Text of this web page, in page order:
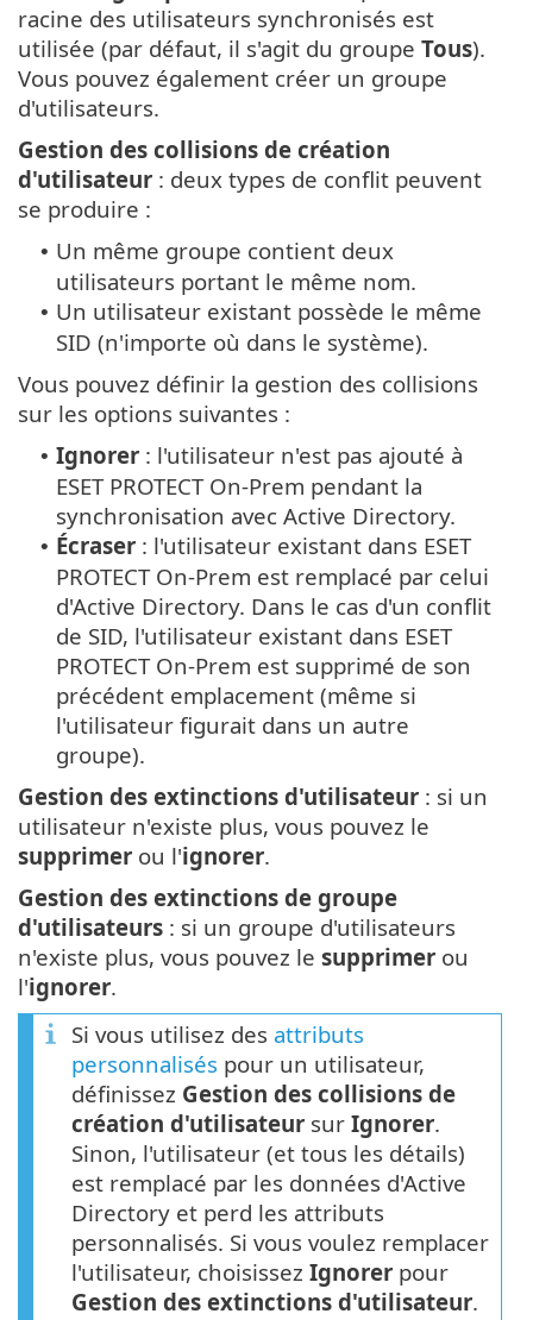
racine des utilisateurs synchronisés est
utilisée (par défaut, il s'agit du groupe Tous).
Vous pouvez également créer un groupe
d'utilisateurs.
Gestion des collisions de création
d'utilisateur : deux types de conflit peuvent
se produire :
• Un même groupe contient deux
utilisateurs portant le même nom.
• Un utilisateur existant possède le même
SID (n'importe où dans le système).
Vous pouvez définir la gestion des collisions
sur les options suivantes :
• Ignorer : l'utilisateur n'est pas ajouté à
ESET PROTECT On-Prem pendant la
synchronisation avec Active Directory.
• Écraser : l'utilisateur existant dans ESET
PROTECT On-Prem est remplacé par celui
d'Active Directory. Dans le cas d'un conflit
de SID, l'utilisateur existant dans ESET
PROTECT On-Prem est supprimé de son
précédent emplacement (même si
l'utilisateur figurait dans un autre
groupe).
Gestion des extinctions d'utilisateur : si un
utilisateur n'existe plus, vous pouvez le
supprimer ou l'ignorer.
Gestion des extinctions de groupe
d'utilisateurs : si un groupe d'utilisateurs
n'existe plus, vous pouvez le supprimer ou
l'ignorer.
Si vous utilisez des attributs
personnalisés pour un utilisateur,
définissez Gestion des collisions de
création d'utilisateur sur Ignorer.
Sinon, l'utilisateur (et tous les détails)
est remplacé par les données d'Active
Directory et perd les attributs
personnalisés. Si vous voulez remplacer
l'utilisateur, choisissez Ignorer pour
Gestion des extinctions d'utilisateur.